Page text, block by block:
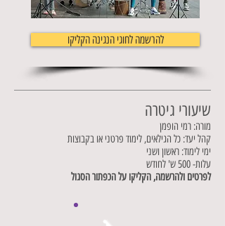
להרשמה לחוגי הנגינה הקליקו
שיעורי גיטרה
מורה: רמי הופמן
קהל יעד: כל הגילאים, לימוד פרטני או בקבוצות
ימי לימוד: ראשון ושני
עלות- 500 ש' לחודש
לפרטים ולהרשמה, הקליקו על הכפתור הסגול